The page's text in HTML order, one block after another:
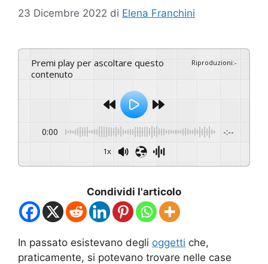
23 Dicembre 2022 di Elena Franchini
Premi play per ascoltare questo
contenuto
Riproduzioni:-
0:00 -:--
1x
Condividi l'articolo
In passato esistevano degli oggetti che,
praticamente, si potevano trovare nelle case